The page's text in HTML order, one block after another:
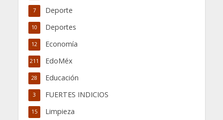
Deporte
7
Deportes
10
Economía
12
EdoMéx
211
Educación
28
FUERTES INDICIOS
3
Limpieza
15